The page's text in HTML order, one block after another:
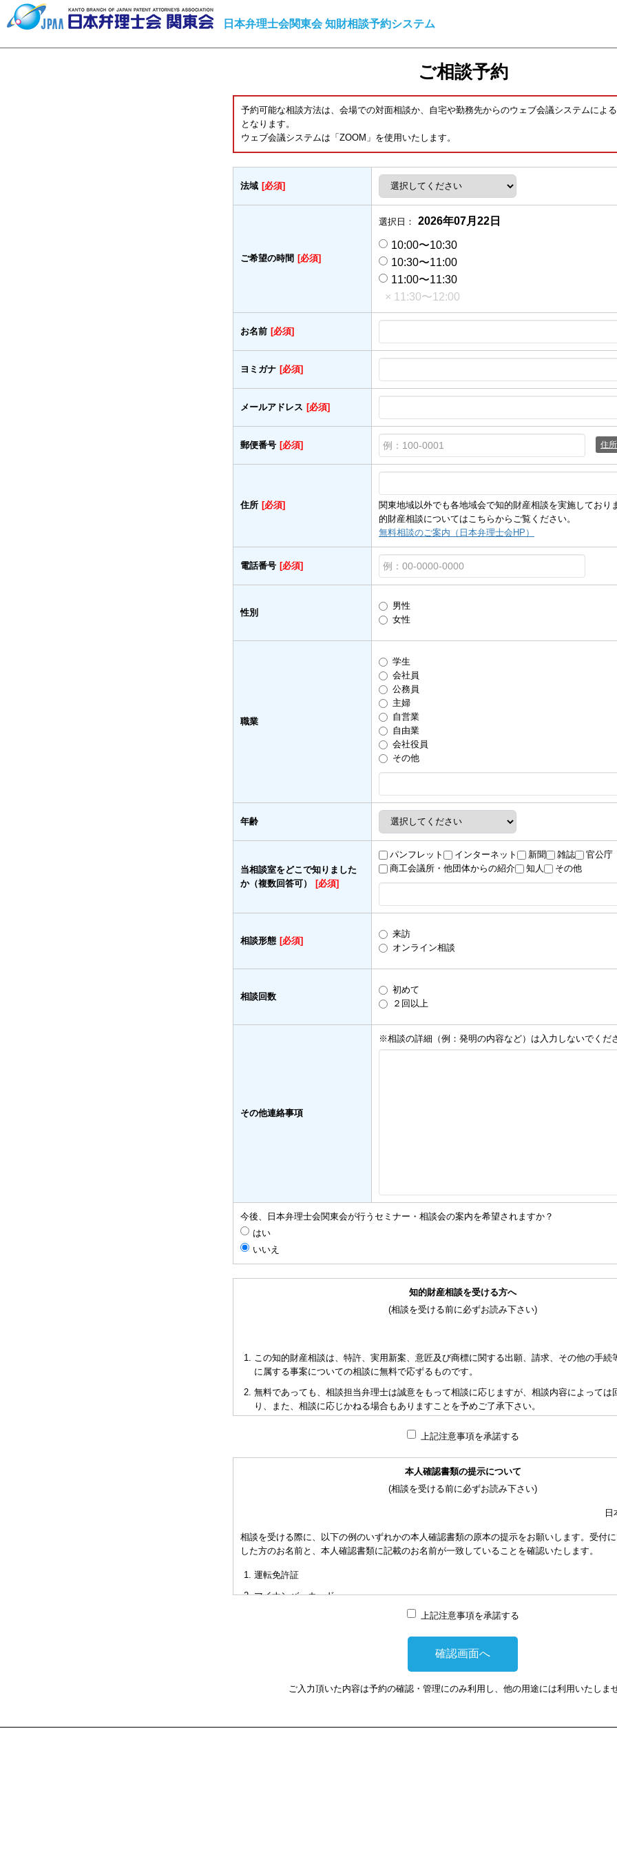
日本弁理士会関東会 知財相談予約システム
ご相談予約
予約可能な相談方法は、会場での対面相談か、自宅や勤務先からのウェブ会議システムによ
となります。
ウェブ会議システムは「ZOOM」を使用いたします。
法域 [必須]
ご希望の時間 [必須]
選択日： 2026年07月22日
10:00〜10:30
10:30〜11:00
11:00〜11:30
× 11:30〜12:00
お名前 [必須]
ヨミガナ [必須]
メールアドレス [必須]
郵便番号 [必須] 住
住所 [必須]
関東地域以外でも各地域会で知的財産相談を実施しており
的財産相談についてはこちらからご覧ください。
無料相談のご案内（日本弁理士会HP）
電話番号 [必須]
性別
男性
女性
職業
学生
会社員
公務員
主婦
自営業
自由業
会社役員
その他
年齢
当相談室をどこで知りました
か（複数回答可）
[必須]
パンフレット インターネット 新聞 雑誌
官公庁
商工会議所・他団体からの紹介
知人 その他
相談形態 [必須]
来訪
オンライン相談
相談回数
初めて
２回以上
その他連絡事項
※相談の詳細（例：発明の内容など）は入力しないでくだ
今後、日本弁理士会関東会が行うセミナー・相談会の案内を希望されますか？
はい
いいえ
知的財産相談を受ける方へ
(相談を受ける前に必ずお読み下さい)
この知的財産相談は、特許、実用新案、意匠及び商標に関する出願、請求、その他の手続
に属する事案についての相談に無料で応ずるものです。
無料であっても、相談担当弁理士は誠意をもって相談に応じますが、相談内容によっては
り、また、相談に応じかねる場合もありますことを予めご了承下さい。
も当会も法的責任を負うものではないことを予めご了承下さい。
多くの相談に応ずるため、相談時間には限度がありますことをご承知おき下さい。（原則
お申し出により、相談担当弁理士に対して調査、出願等の相談事案を依頼された場合には
として有料となります。また、その場合は、依頼者と弁理士個人との関係となり、当会は
弁理士の報酬額は、当事者の合意によります。金額は、事件の難易度によって、また、特
異なりますので、詳細は特許事務所にお尋ね下さい。
た不利益または損害に対して、当会は、一切の責任を負い兼ねます。この点あらかじめご
上記注意事項を承諾する
本人確認書類の提示について
(相談を受ける前に必ずお読み下さい)
日
相談を受ける際に、以下の例のいずれかの本人確認書類の原本の提示をお願いします。受付
した方のお名前と、本人確認書類に記載のお名前が一致していることを確認いたします。
運転免許証
マイナンバーカード
本人確認書類を提示頂けない場合は、相談を受けることができません。
上記注意事項を承諾する
ご入力頂いた内容は予約の確認・管理にのみ利用し、他の用途には利用いたしま